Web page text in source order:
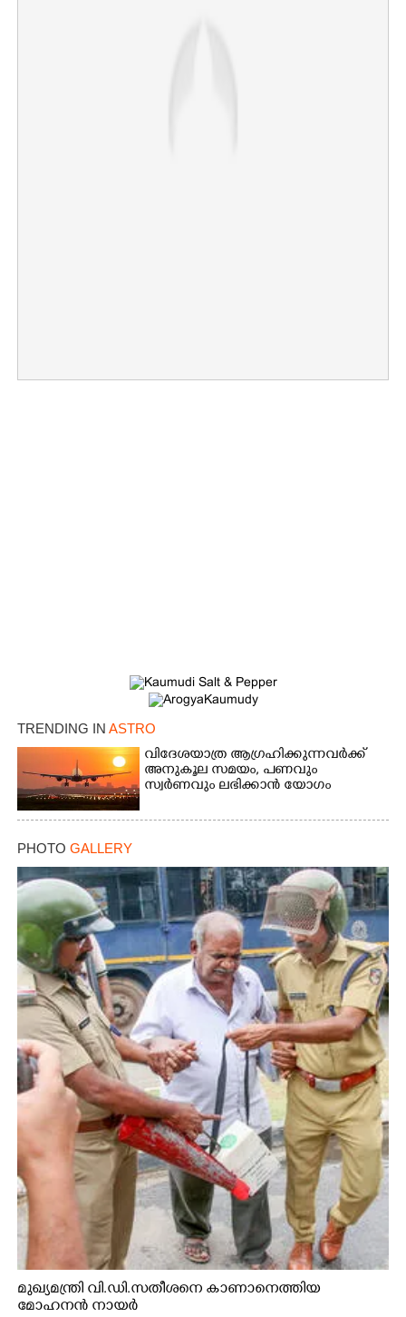
TRENDING IN ASTRO
വിദേശയാത്ര ആഗ്രഹിക്കുന്നവർക്ക്
അനുകൂല സമയം,​ പണവും
സ്വർണവും ലഭിക്കാൻ യോഗം
PHOTO GALLERY
മുഖ്യമന്ത്രി വി.ഡി.സതീശനെ കാണാനെത്തിയ
മോഹനൻ നായർ